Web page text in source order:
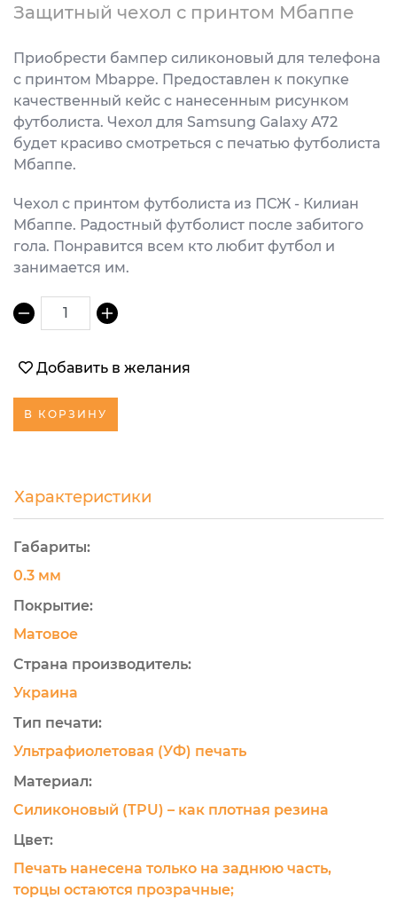
Защитный чехол с принтом Мбаппе
Приобрести бампер силиконовый для телефона
с принтом Mbappe. Предоставлен к покупке
качественный кейс с нанесенным рисунком
футболиста. Чехол для Samsung Galaxy A72
будет красиво смотреться с печатью футболиста
Мбаппе.
Чехол с принтом футболиста из ПСЖ - Килиан
Мбаппе. Радостный футболист после забитого
гола. Понравится всем кто любит футбол и
занимается им.
1
Добавить в желания
В КОРЗИНУ
Характеристики
Габариты:
0.3 мм
Покрытие:
Матовое
Страна производитель:
Украина
Тип печати:
Ультрафиолетовая (УФ) печать
Материал:
Силиконовый (TPU) – как плотная резина
Цвет:
Печать нанесена только на заднюю часть,
торцы остаются прозрачные;